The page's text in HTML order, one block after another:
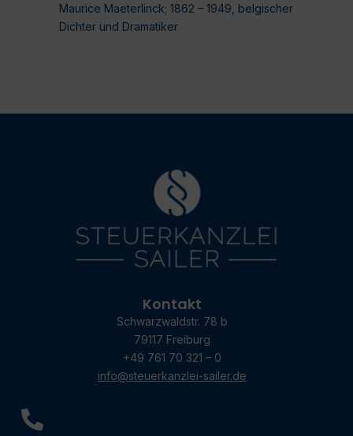
Maurice Maeterlinck; 1862 – 1949, belgischer
Dichter und Dramatiker
Kontakt
Schwarzwaldstr. 78 b
79117 Freiburg
+49 761 70 321 – 0
info@steuerkanzlei-sailer.de